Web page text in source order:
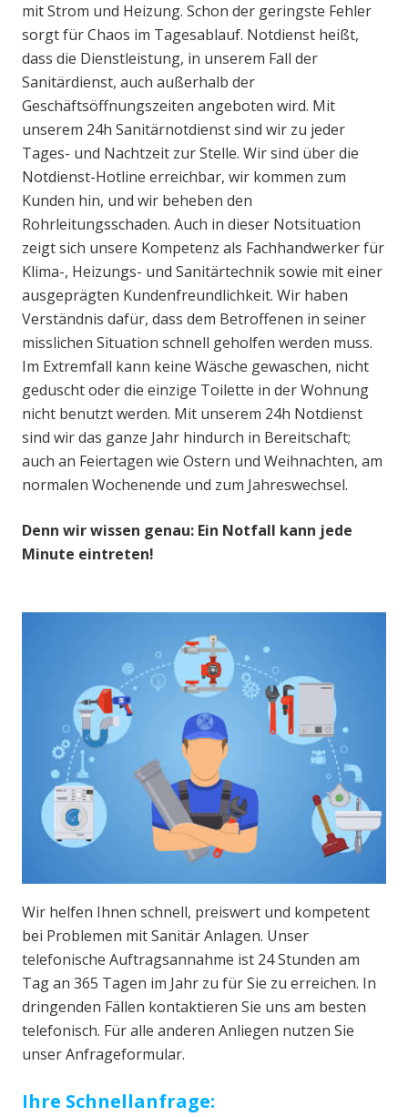
mit Strom und Heizung. Schon der geringste Fehler
sorgt für Chaos im Tagesablauf. Notdienst heißt,
dass die Dienstleistung, in unserem Fall der
Sanitärdienst, auch außerhalb der
Geschäftsöffnungszeiten angeboten wird. Mit
unserem 24h Sanitärnotdienst sind wir zu jeder
Tages- und Nachtzeit zur Stelle. Wir sind über die
Notdienst-Hotline erreichbar, wir kommen zum
Kunden hin, und wir beheben den
Rohrleitungsschaden. Auch in dieser Notsituation
zeigt sich unsere Kompetenz als Fachhandwerker für
Klima-, Heizungs- und Sanitärtechnik sowie mit einer
ausgeprägten Kundenfreundlichkeit. Wir haben
Verständnis dafür, dass dem Betroffenen in seiner
misslichen Situation schnell geholfen werden muss.
Im Extremfall kann keine Wäsche gewaschen, nicht
geduscht oder die einzige Toilette in der Wohnung
nicht benutzt werden. Mit unserem 24h Notdienst
sind wir das ganze Jahr hindurch in Bereitschaft;
auch an Feiertagen wie Ostern und Weihnachten, am
normalen Wochenende und zum Jahreswechsel.
Denn wir wissen genau: Ein Notfall kann jede
Minute eintreten!
Wir helfen Ihnen schnell, preiswert und kompetent
bei Problemen mit Sanitär Anlagen. Unser
telefonische Auftragsannahme ist 24 Stunden am
Tag an 365 Tagen im Jahr zu für Sie zu erreichen. In
dringenden Fällen kontaktieren Sie uns am besten
telefonisch. Für alle anderen Anliegen nutzen Sie
unser Anfrageformular.
Ihre Schnellanfrage: